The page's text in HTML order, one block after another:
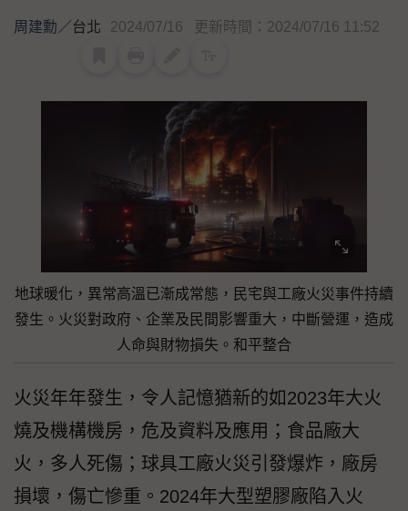
周建勳／台北 2024/07/16 更新時間：2024/07/16 11:52
地球暖化，異常高溫已漸成常態，民宅與工廠火災事件持續
發生。火災對政府、企業及民間影響重大，中斷營運，造成
人命與財物損失。和平整合
火災年年發生，令人記憶猶新的如2023年大火
燒及機構機房，危及資料及應用；食品廠大
火，多人死傷；球具工廠火災引發爆炸，廠房
損壞，傷亡慘重。2024年大型塑膠廠陷入火